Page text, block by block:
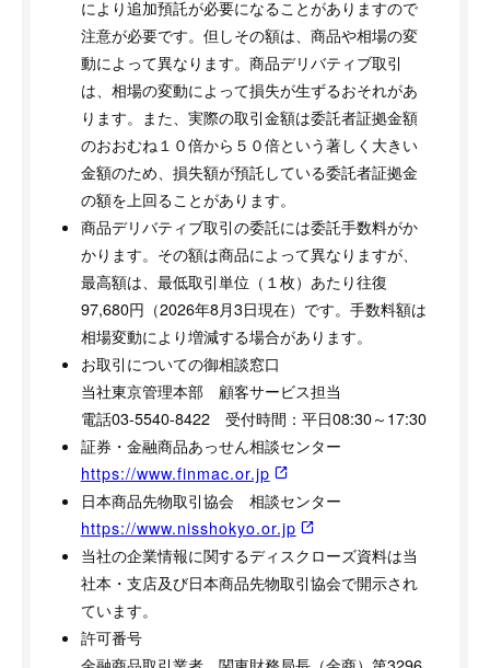
により追加預託が必要になることがありますので
注意が必要です。但しその額は、商品や相場の変
動によって異なります。商品デリバティブ取引
は、相場の変動によって損失が生ずるおそれがあ
ります。また、実際の取引金額は委託者証拠金額
のおおむね１０倍から５０倍という著しく大きい
金額のため、損失額が預託している委託者証拠金
の額を上回ることがあります。
商品デリバティブ取引の委託には委託手数料がか
かります。その額は商品によって異なりますが、
最高額は、最低取引単位（１枚）あたり往復
97,680円（2026年8月3日現在）です。手数料額は
相場変動により増減する場合があります。
お取引についての御相談窓口
当社東京管理本部 顧客サービス担当
電話03-5540-8422 受付時間：平日08:30～17:30
証券・金融商品あっせん相談センター
https://www.finmac.or.jp
日本商品先物取引協会 相談センター
https://www.nisshokyo.or.jp
当社の企業情報に関するディスクローズ資料は当
社本・支店及び日本商品先物取引協会で開示され
ています。
許可番号